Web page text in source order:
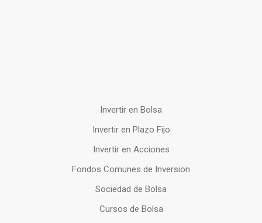
Invertir en Bolsa
Invertir en Plazo Fijo
Invertir en Acciones
Fondos Comunes de Inversion
Sociedad de Bolsa
Cursos de Bolsa